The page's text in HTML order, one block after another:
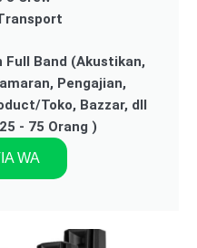
Full Band (Akustikan,
Pengajian,
Toko, Bazzar, dll
- 75 Orang )
WA